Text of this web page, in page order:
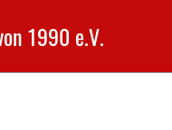
1990 e.V.